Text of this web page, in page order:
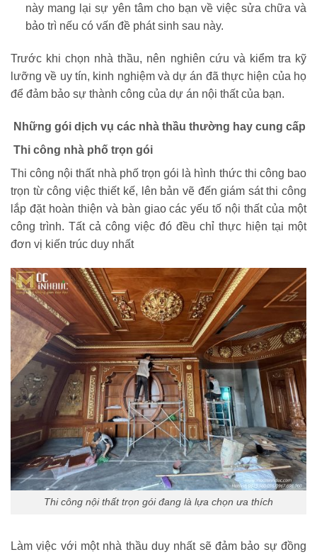
này mang lại sự yên tâm cho bạn về việc sửa chữa và
bảo trì nếu có vấn đề phát sinh sau này.
Trước khi chọn nhà thầu, nên nghiên cứu và kiểm tra kỹ
lưỡng về uy tín, kinh nghiệm và dự án đã thực hiện của họ
để đảm bảo sự thành công của dự án nội thất của bạn.
Những gói dịch vụ các nhà thầu thường hay cung cấp
Thi công nhà phố trọn gói
Thi công nội thất nhà phố trọn gói là hình thức thi công bao
trọn từ công việc thiết kế, lên bản vẽ đến giám sát thi công
lắp đặt hoàn thiện và bàn giao các yếu tố nội thất của một
công trình. Tất cả công việc đó đều chỉ thực hiện tại một
đơn vị kiến trúc duy nhất
Thi công nội thất trọn gói đang là lựa chọn ưa thích
Làm việc với một nhà thầu duy nhất sẽ đảm bảo sự đồng